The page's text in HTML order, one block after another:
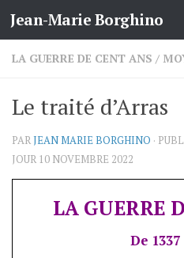
Skip to content
Jean-Marie Borghino
LA GUERRE DE CENT ANS /
Le traité d’Arras
PARJEAN MARIE BORGHINO ·
JOUR 10 NOVEMBRE 2022
LA GUERRE
De 1337